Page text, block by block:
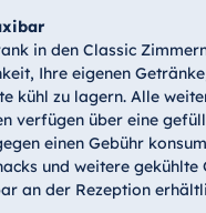
in den Classic
Ihre eigenen
kühl zu lagern. Alle
verfügen über eine
einen Gebühr
und weitere gekühlte
an der Rezeption